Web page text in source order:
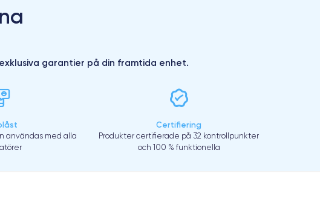
garantier på din framtida enhet.
användas med alla
Certifiering
Produkter certifierade på 32 kontrollpunkter
och 100 % funktionella